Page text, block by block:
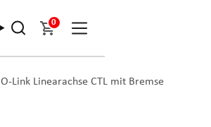
0
IO-Link Linearachse CTL mit Bremse